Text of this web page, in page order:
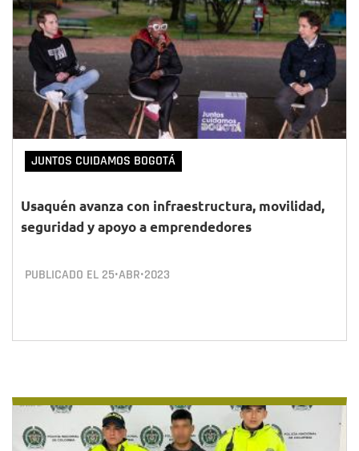
JUNTOS CUIDAMOS BOGOTÁ
Usaquén avanza con infraestructura, movilidad,
seguridad y apoyo a emprendedores
PUBLICADO EL 25•ABR•2023